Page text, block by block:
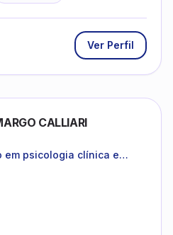
Ver Perfil
CALLIARI
em psicologia clínica e